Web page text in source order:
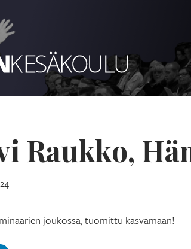
Raukko,
joukossa, tuomittu kasvamaan!